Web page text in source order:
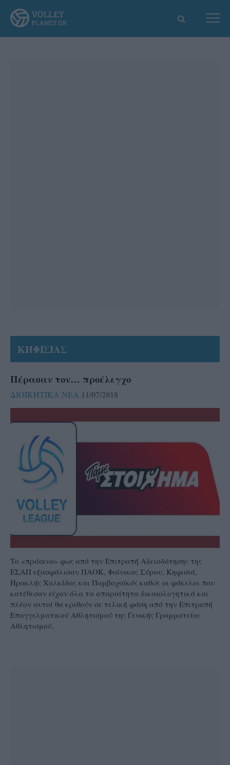
ΚΗΦΙΣΙΑΣ
Πέρασαν τον… προέλεγχο
ΔΙΟΙΚΗΤΙΚΑ ΝΕΑ 11/07/2018
Το «πράσινο» φως από την Επιτροπή Αδειοδότησης της
ΕΣΑΠ εξασφάλισαν ΠΑΟΚ, Φοίνικας Σύρου, Κηφισιά,
Ηρακλής Χαλκίδας και Παμβοχαϊκός καθώς οι φάκελοι που
κατέθεσαν είχαν όλα τα απαραίτητα δικαιολογητικά και
πλέον αυτοί θα κριθούν σε τελική φάση από την Επιτροπή
Επαγγελματικού Αθλητισμού της Γενικής Γραμματείας
Αθλητισμού.